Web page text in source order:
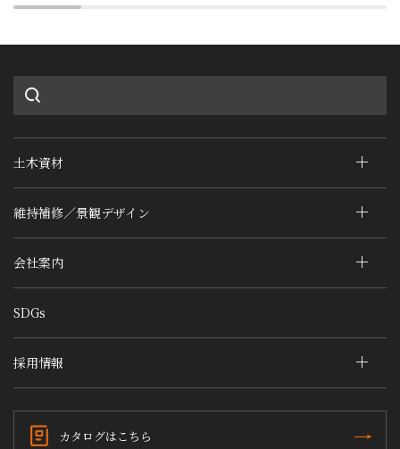
土木資材
維持補修／景観デザイン
会社案内
SDGs
採用情報
カタログはこちら